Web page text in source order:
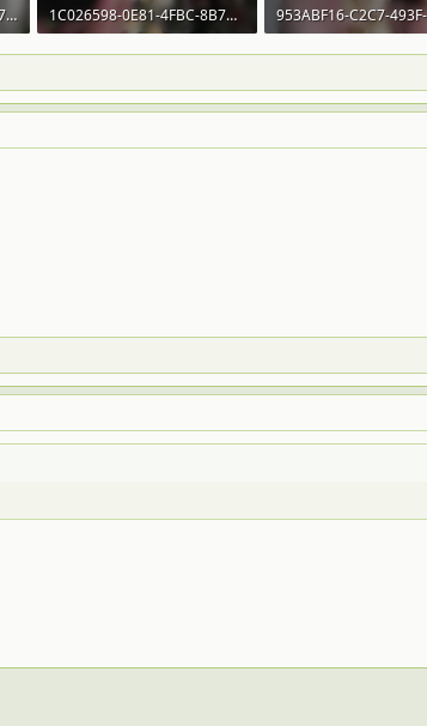
039A7800-4BED-4B4D-A97C-0E1851DB33FB.jpeg
1C026598-0E81-4FBC-8B7A-5C46928D55C4.jpeg
98.8 KB · Просмотры: 302
94.7 KB · Просмотры: